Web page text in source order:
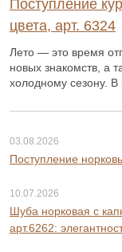
Поступление
цвета, арт. 6324
Лето — это время
новых знакомств, а
холодному сезону.
03.08.2026
Поступление
10.07.2026
Шуба норковая с
арт.6262: